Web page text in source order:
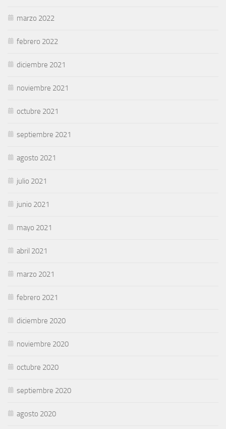
marzo 2022
febrero 2022
diciembre 2021
noviembre 2021
octubre 2021
septiembre 2021
agosto 2021
julio 2021
junio 2021
mayo 2021
abril 2021
marzo 2021
febrero 2021
diciembre 2020
noviembre 2020
octubre 2020
septiembre 2020
agosto 2020